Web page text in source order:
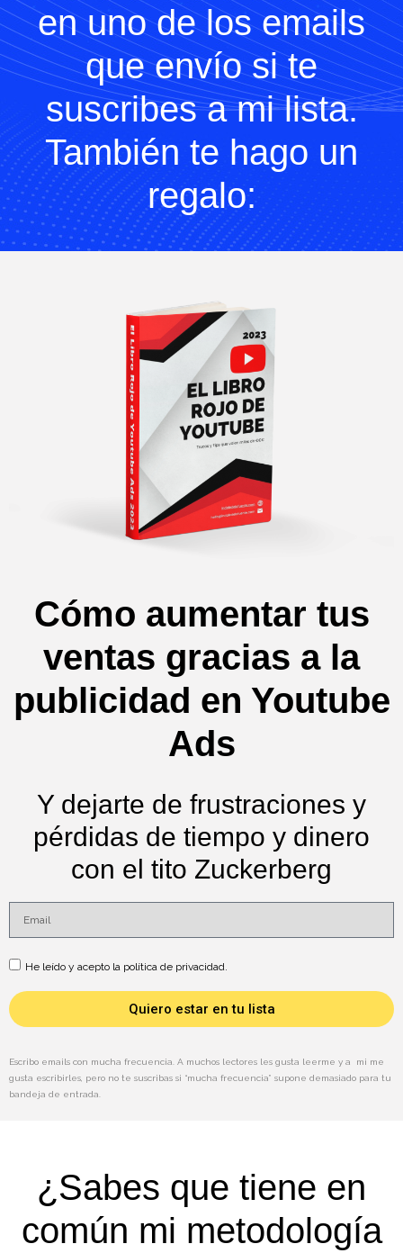
en uno de los emails
que envío si te
suscribes a mi lista.
También te hago un
regalo:
Cómo aumentar tus
ventas gracias a la
publicidad en Youtube
Ads
Y dejarte de frustraciones y
pérdidas de tiempo y dinero
con el tito Zuckerberg
He leído y acepto la política de privacidad.
Quiero estar en tu lista
Escribo emails con mucha frecuencia. A muchos lectores les gusta leerme y a mi me
gusta escribirles, pero no te suscribas si “mucha frecuencia” supone demasiado para tu
bandeja de entrada.
¿Sabes que tiene en
común mi metodología